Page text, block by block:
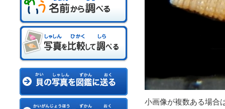
小画像が複数ある場合